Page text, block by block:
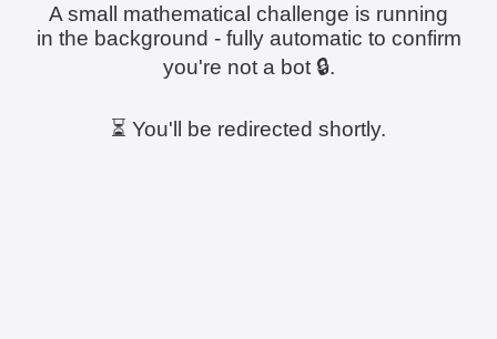
A small mathematical challenge is running
in the background - fully automatic to confirm
you're not a bot 🔒.
⏳ You'll be redirected shortly.